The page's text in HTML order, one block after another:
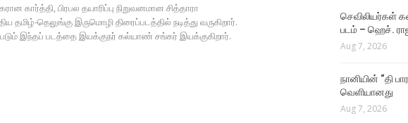
கார்த்தி, பிரபல தயாரிப்பு நிறுவனமான சித்தாரா
தெலுங்கு இருமொழி திரைப்படத்தில் நடித்து வருகிறார்.
இந்தப் படத்தை இயக்குநர் கல்யாண் சங்கர் இயக்குகிறார்.
செவிலியர்கள்
படம் – ஹெச்.
Aug 7, 2026
நானியின் “தி
வெளியானது
Aug 7, 2026
இயக்குநர் மோகன் ராஜா
இயக்கத்தில் நடிக்கும்
நடிகர் கிருஷ்ணாவின் 25வது
படம் மர்டர் இன் டவுன்!